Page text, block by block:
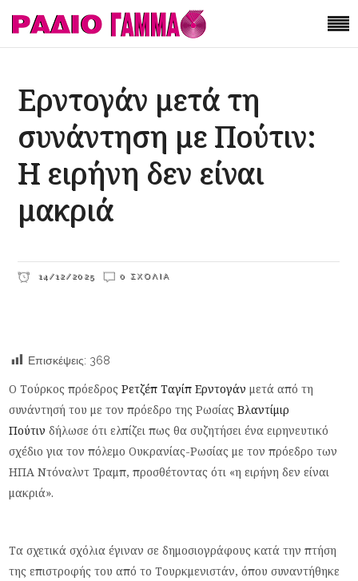
Ερντογάν μετά τη
συνάντηση με Πούτιν:
Η ειρήνη δεν είναι
μακριά
14/12/2025 0 ΣΧΌΛΙΑ
Επισκέψεις: 368
Ο Τούρκος πρόεδροςΡετζέπ Ταγίπ Ερντογάν μετά από τη
συνάντησή του με τον πρόεδρο της ΡωσίαςΒλαντίμιρ
Πούτιν δήλωσε ότι ελπίζει πως θα συζητήσει ένα ειρηνευτικό
σχέδιο για τον πόλεμο Ουκρανίας-Ρωσίας με τον πρόεδρο των
ΗΠΑ Ντόναλντ Τραμπ, προσθέτοντας ότι «η ειρήνη δεν είναι
μακριά».
Τα σχετικά σχόλια έγιναν σε δημοσιογράφους κατά την πτήση
της επιστροφής του από το Τουρκμενιστάν, όπου συναντήθηκε